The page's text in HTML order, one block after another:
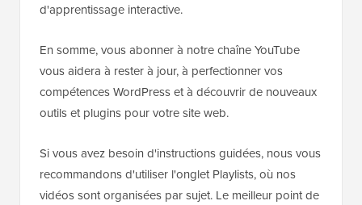
d'apprentissage interactive.
En somme, vous abonner à notre chaîne YouTube
vous aidera à rester à jour, à perfectionner vos
compétences WordPress et à découvrir de nouveaux
outils et plugins pour votre site web.
Si vous avez besoin d'instructions guidées, nous vous
recommandons d'utiliser l'onglet Playlists, où nos
vidéos sont organisées par sujet. Le meilleur point de